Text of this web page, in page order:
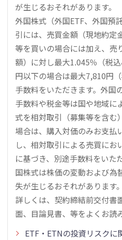
が生じるおそれがあります。
外国株式（外国ETF、外国預
引には、売買金額（現地約定
等を買いの場合には加え、売
額）に対し最大1.045％（税
円以下の場合は最大7,810円
手数料をいただきます。外国
手数料や税金等は国や地域に
式を相対取引（募集等を含む
場合は、購入対価のみお支払
し、相対取引による売買にお
に基づき、別途手数料をいた
国株式は株価の変動および為
失が生じるおそれがあります。
詳しくは、契約締結前交付書
面、目論見書、等をよくお読
ETF・ETNの投資リスクに